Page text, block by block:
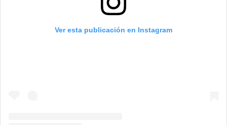
Ver esta publicación en Instagram